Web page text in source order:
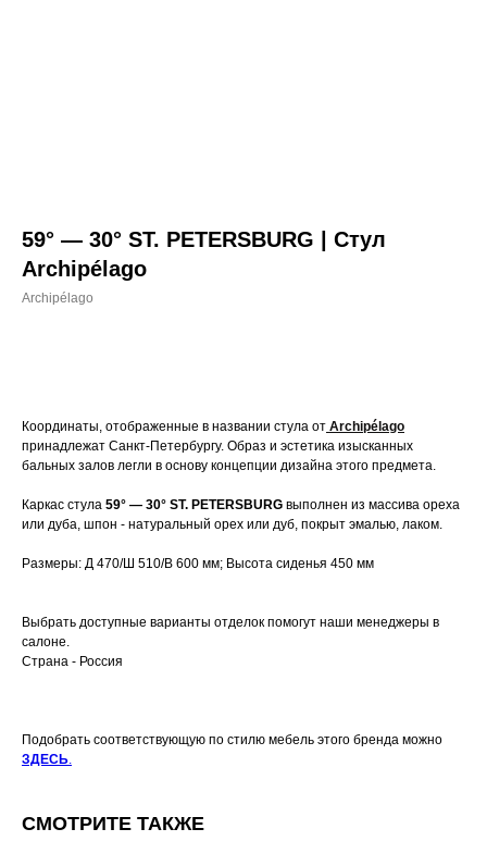
59° — 30° ST. PETERSBURG | Стул
Archipélago
Archipélago
Координаты, отображенные в названии стула от Archipélago
принадлежат Санкт-Петербургу. Образ и эстетика изысканных
бальных залов легли в основу концепции дизайна этого предмета.
Каркас стула 59° — 30° ST. PETERSBURG выполнен из массива ореха
или дуба, шпон - натуральный орех или дуб, покрыт эмалью, лаком.
Размеры: Д 470/Ш 510/В 600 мм; Высота сиденья 450 мм
Выбрать доступные варианты отделок помогут наши менеджеры в
салоне.
Страна - Россия
Подобрать соответствующую по стилю мебель этого бренда можно
ЗДЕСЬ
СМОТРИТЕ ТАКЖЕ